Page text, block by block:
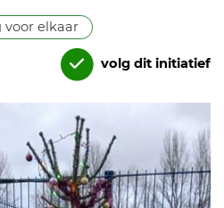
voor elkaar
volg dit initiatief